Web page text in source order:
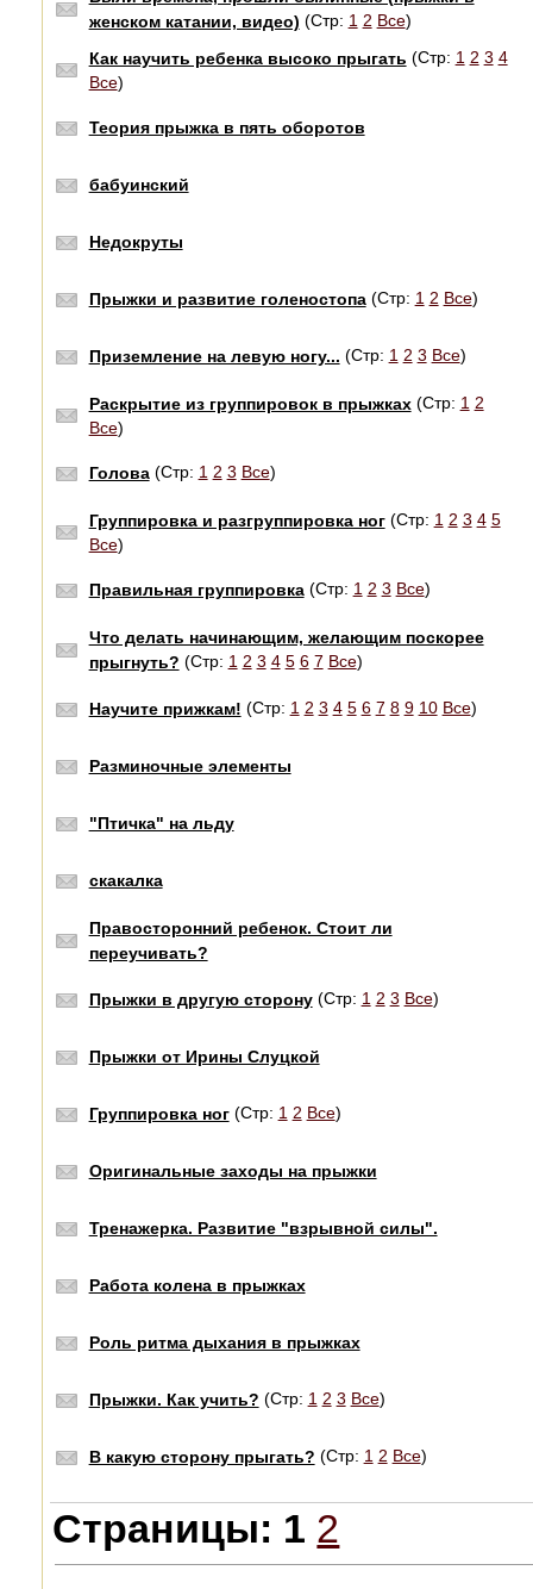
женском катании, видео) (Стр: 1 2 Все)
Как научить ребенка высоко прыгать (Стр: 1 2 3 4
Все)
Теория прыжка в пять оборотов
бабуинский
Недокруты
Прыжки и развитие голеностопа (Стр: 1 2 Все)
Приземление на левую ногу... (Стр: 1 2 3 Все)
Раскрытие из группировок в прыжках(Стр: 1 2
Все)
Голова (Стр: 1 2 3 Все)
Группировка и разгруппировка ног(Стр: 1 2 3 4 5
Все)
Правильная группировка (Стр: 1 2 3 Все)
Что делать начинающим, желающим поскорее
прыгнуть? (Стр: 1 2 3 4 5 6 7 Все)
Научите прижкам! (Стр: 1 2 3 4 5 6 7 8 9 10 Все)
Разминочные элементы
"Птичка" на льду
скакалка
Правосторонний ребенок. Стоит ли
переучивать?
Прыжки в другую сторону(Стр: 1 2 3 Все)
Прыжки от Ирины Слуцкой
Группировка ног(Стр: 1 2 Все)
Оригинальные заходы на прыжки
Тренажерка. Развитие "взрывной силы".
Работа колена в прыжках
Роль ритма дыхания в прыжках
Прыжки. Как учить? (Стр: 1 2 3 Все)
В какую сторону прыгать? (Стр: 1 2 Все)
Страницы: 1 2